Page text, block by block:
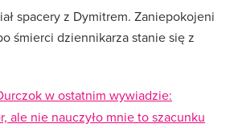
spacery z Dymitrem. Zaniepokojeni
śmierci dziennikarza stanie się z
w ostatnim wywiadzie:
ale nie nauczyło mnie to szacunku